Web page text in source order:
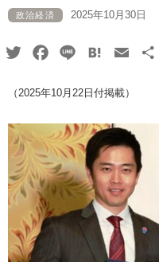
政治経済 2025年10月30日
TwitterFacebook
Line HatenaEmail
（2025年10月22日付掲載）